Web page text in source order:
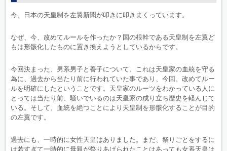
今、日本の天皇制を左翼新聞が叩きに叩きまくっています。
なぜ、今、改めてルールを作ったか？国の根幹である天皇制を左翼ど
もは形骸化したものに置き換えようとしているからです。
今回決まった、男系男子と養子について、これは天皇家の血統を守る
為に、過去から当たり前に行われていた事であり、今回、改めてルー
ルを明確にしたということです。天皇家のルーツをわかっている人に
とっては当たり前、騒いでいるのは天皇家の成り立ち歴史を軽んじて
いる。そして、血統を絶つことにより天皇制を形骸化することが目的
の左翼です。
過去にも、一時的に女性天皇はありました。まだ、祭りごとをするに
は若すぎて一時的に母親が祭りあげられたことはあっても女系天皇は